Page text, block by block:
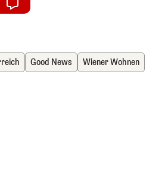
Good News
Wiener Wohnen